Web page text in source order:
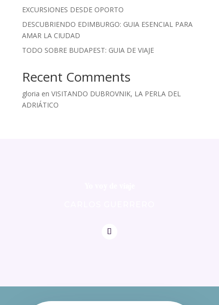
EXCURSIONES DESDE OPORTO
DESCUBRIENDO EDIMBURGO: GUIA ESENCIAL PARA
AMAR LA CIUDAD
TODO SOBRE BUDAPEST: GUIA DE VIAJE
Recent Comments
gloria en VISITANDO DUBROVNIK, LA PERLA DEL
ADRIÁTICO